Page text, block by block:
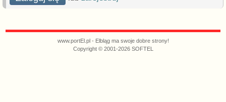
www.portEl.pl - Elbląg ma swoje dobre strony!
Copyright © 2001-2026 SOFTEL